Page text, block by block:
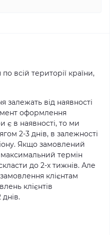
всій території країни,
залежать від наявності
оформлення
є в наявності, то ми
2-3 днів, в залежності
Якщо замовлений
максимальний термін
до 2-х тижнів. Але
клієнтам
клієнтів